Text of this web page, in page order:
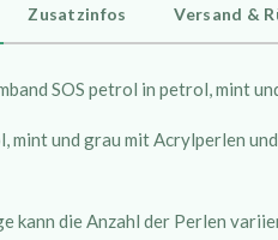
Zusatzinfos Versand &
SOS petrol in petrol, mint
mint und grau mit Acrylperlen
kann die Anzahl der Perlen